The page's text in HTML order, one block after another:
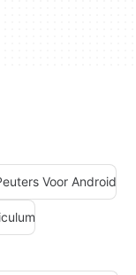
Voor Android